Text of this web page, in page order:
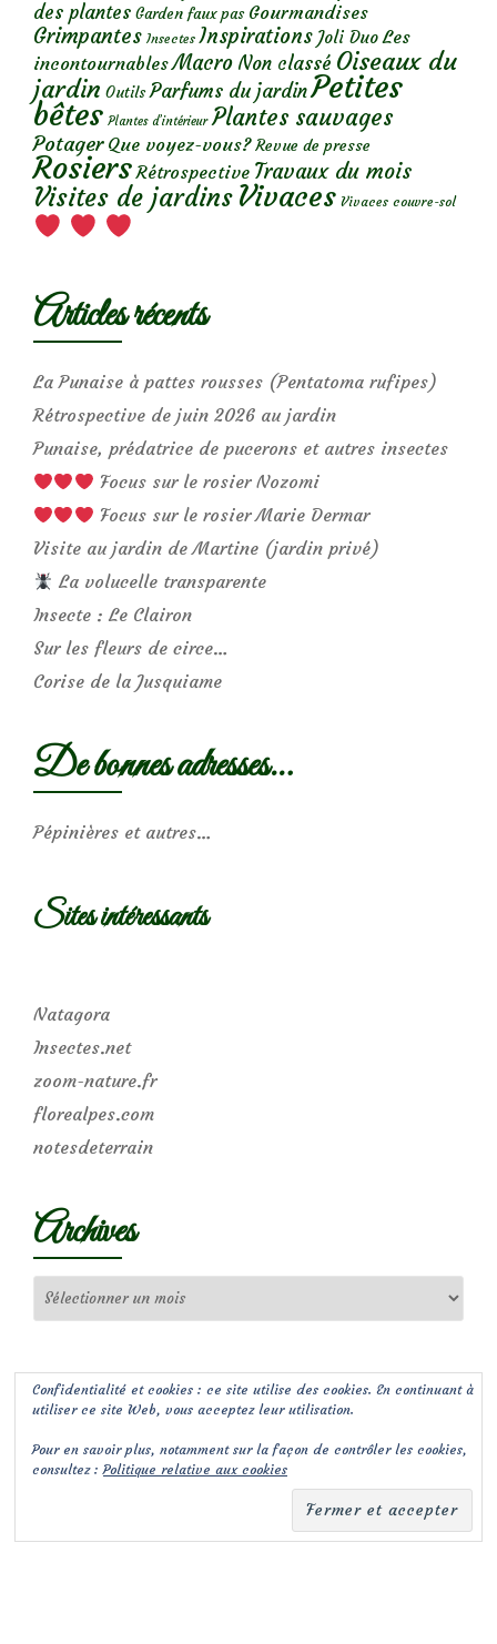
des plantes Garden faux pas Gourmandises
Grimpantes Insectes Inspirations Joli Duo Les
incontournables Macro Non classé Oiseaux du
jardin Outils Parfums du jardinPetites
bêtes Plantes d’intérieur Plantes sauvages
Potager Que voyez-vous? Revue de presse
Rosiers Rétrospective Travaux du mois
Visites de jardins Vivaces Vivaces couvre-sol
Articles récents
La Punaise à pattes rousses (Pentatoma rufipes)
Rétrospective de juin 2026 au jardin
Punaise, prédatrice de pucerons et autres insectes
Focus sur le rosier Nozomi
Focus sur le rosier Marie Dermar
Visite au jardin de Martine (jardin privé)
La volucelle transparente
Insecte : Le Clairon
Sur les fleurs de circe…
Corise de la Jusquiame
De bonnes adresses…
Pépinières et autres…
Sites intéressants
Natagora
Insectes.net
zoom-nature.fr
florealpes.com
notesdeterrain
Archives
Confidentialité et cookies : ce site utilise des cookies. En continuant à
utiliser ce site Web, vous acceptez leur utilisation.
Pour en savoir plus, notamment sur la façon de contrôler les cookies,
consultez :Politique relative aux cookies